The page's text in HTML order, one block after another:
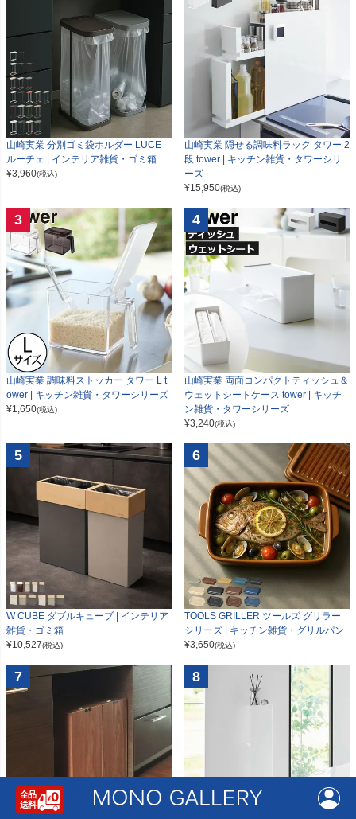
山崎実業 分別ゴミ袋ホルダー LUCE
ルーチェ | インテリア雑貨・ゴミ箱
¥3,960(税込)
山崎実業 隠せる調味料ラック タワー 2
段 tower | キッチン雑貨・タワーシリ
ーズ
¥15,950(税込)
3
山崎実業 調味料ストッカー タワー L t
ower | キッチン雑貨・タワーシリーズ
¥1,650(税込)
4
山崎実業 両面コンパクトティッシュ＆
ウェットシートケース tower | キッチ
ン雑貨・タワーシリーズ
¥3,240(税込)
5
W CUBE ダブルキューブ | インテリア
雑貨・ゴミ箱
¥10,527(税込)
6
TOOLS GRILLER ツールズ グリラー
シリーズ | キッチン雑貨・グリルパン
¥3,650(税込)
7 8